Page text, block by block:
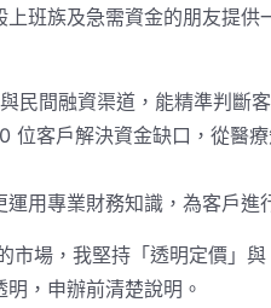
班族及急需資金的朋友提供
民間融資渠道，能精準判斷
客戶解決資金缺口，從醫
用專業財務知識，為客戶進
市場，我堅持「透明定價」
，申辦前清楚說明。